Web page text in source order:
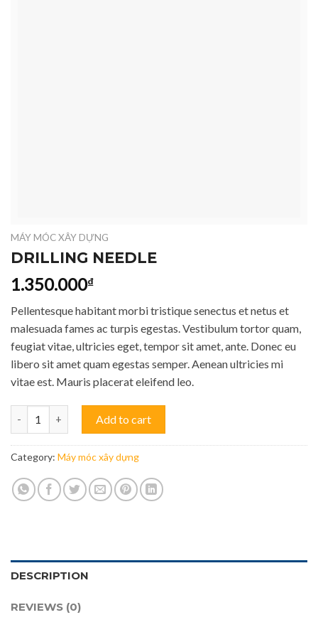
MÁY MÓC XÂY DỰNG
DRILLING NEEDLE
1.350.000₫
Pellentesque habitant morbi tristique senectus et netus et
malesuada fames ac turpis egestas. Vestibulum tortor quam,
feugiat vitae, ultricies eget, tempor sit amet, ante. Donec eu
libero sit amet quam egestas semper. Aenean ultricies mi
vitae est. Mauris placerat eleifend leo.
Add to cart
Category: Máy móc xây dựng
DESCRIPTION
REVIEWS (0)